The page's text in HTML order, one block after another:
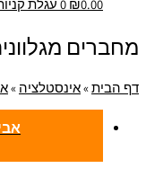
₪0.00
0 עגלת
מחברים
דף הבית»אינסטלציה »